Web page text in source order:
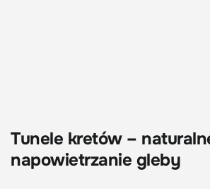
Tunele kretów –
napowietrzanie gleby